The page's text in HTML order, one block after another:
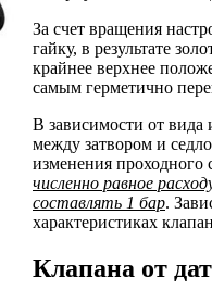
За счет вращения
гайку, в результате
крайнее верхнее
самым герметично
В зависимости от вида
между затвором и
изменения проходного
численно равное
составлять 1 бар.
характеристиках
Клапана от